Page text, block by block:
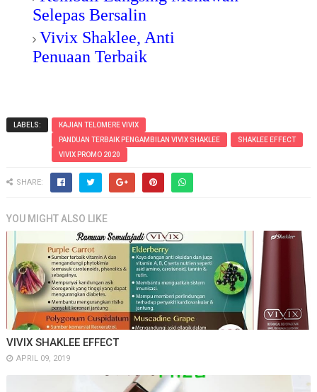
Selepas Bersalin
Vivix Shaklee, Anti
Penuaan Terbaik
LABELS:
KAJIAN TELOMERE VIVIX
PANDUAN TERBAIK PENGAMBILAN VIVIX SHAKLEE
SHAKLEE EFFECT
VIVIX PROMO 2020
SHARE:
YOU MIGHT ALSO LIKE
VIVIX SHAKLEE EFFECT
APRIL 09, 2019